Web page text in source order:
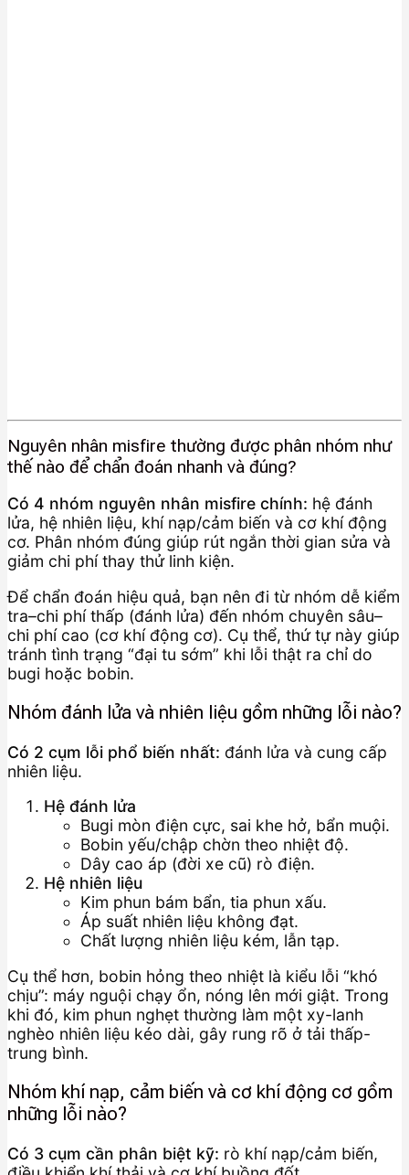
Nguyên nhân misfire thường được phân nhóm như
thế nào để chẩn đoán nhanh và đúng?
Có 4 nhóm nguyên nhân misfire chính: hệ đánh
lửa, hệ nhiên liệu, khí nạp/cảm biến và cơ khí động
cơ. Phân nhóm đúng giúp rút ngắn thời gian sửa và
giảm chi phí thay thử linh kiện.
Để chẩn đoán hiệu quả, bạn nên đi từ nhóm dễ kiểm
tra–chi phí thấp (đánh lửa) đến nhóm chuyên sâu–
chi phí cao (cơ khí động cơ). Cụ thể, thứ tự này giúp
tránh tình trạng “đại tu sớm” khi lỗi thật ra chỉ do
bugi hoặc bobin.
Nhóm đánh lửa và nhiên liệu gồm những lỗi nào?
Có 2 cụm lỗi phổ biến nhất: đánh lửa và cung cấp
nhiên liệu.
Hệ đánh lửa
Bugi mòn điện cực, sai khe hở, bẩn muội.
Bobin yếu/chập chờn theo nhiệt độ.
Dây cao áp (đời xe cũ) rò điện.
Hệ nhiên liệu
Kim phun bám bẩn, tia phun xấu.
Áp suất nhiên liệu không đạt.
Chất lượng nhiên liệu kém, lẫn tạp.
Cụ thể hơn, bobin hỏng theo nhiệt là kiểu lỗi “khó
chịu”: máy nguội chạy ổn, nóng lên mới giật. Trong
khi đó, kim phun nghẹt thường làm một xy-lanh
nghèo nhiên liệu kéo dài, gây rung rõ ở tải thấp-
trung bình.
Nhóm khí nạp, cảm biến và cơ khí động cơ gồm
những lỗi nào?
Có 3 cụm cần phân biệt kỹ: rò khí nạp/cảm biến,